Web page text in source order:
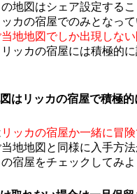
地図はシェア設定する
カの宿屋でのみとなっ
当地地図でしか出現しな
ッカの宿屋には積極的
はリッカの宿屋で積極的
リッカの宿屋か一緒に冒
当地地図と同様に入手方
宿屋をチェックしてみよ